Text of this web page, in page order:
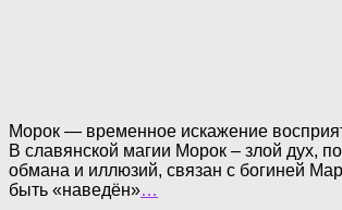
Морок — временное искажение
В славянской магии Морок – злой дух,
обмана и иллюзий, связан с богиней
быть «наведён»…